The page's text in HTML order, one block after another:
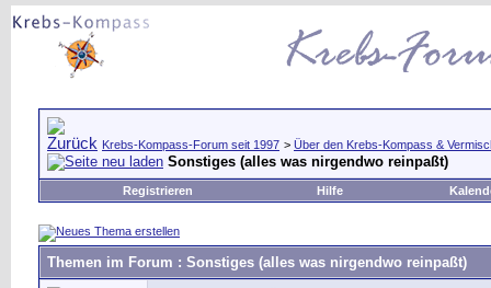
Krebs-Kompass-Forum seit 1997 > Über den Krebs-Kompass &
Sonstiges (alles was nirgendwo reinpaßt)
Registrieren Hilfe
Themen im Forum : Sonstiges (alles was nirgendwo reinpaßt)